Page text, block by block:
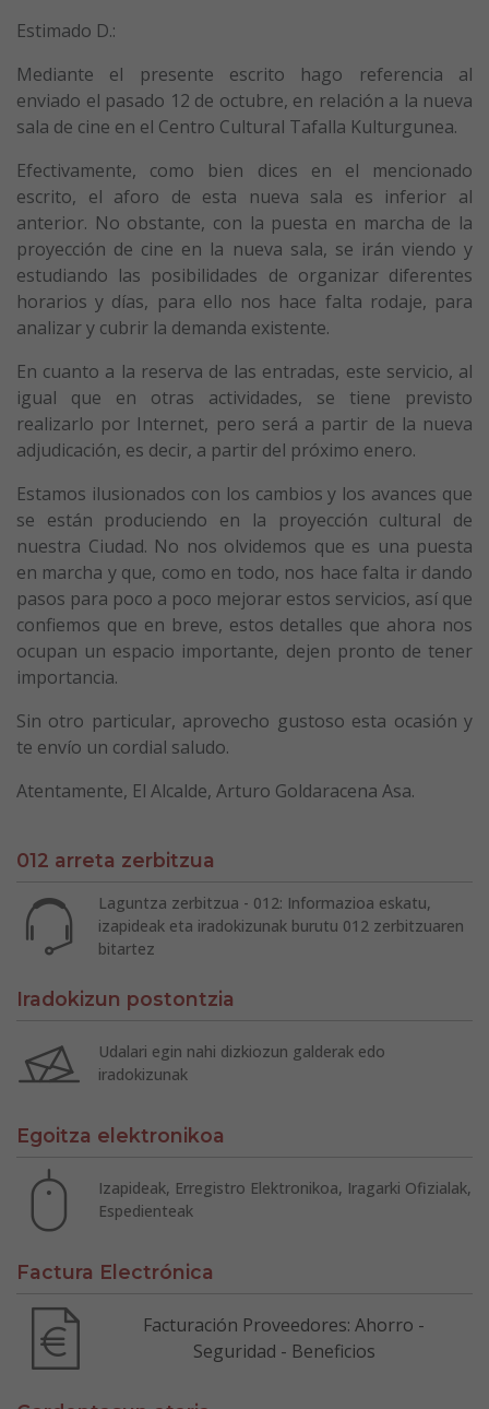
Estimado D.:
Mediante el presente escrito hago referencia al
enviado el pasado 12 de octubre, en relación a la nueva
sala de cine en el Centro Cultural Tafalla Kulturgunea.
Efectivamente, como bien dices en el mencionado
escrito, el aforo de esta nueva sala es inferior al
anterior. No obstante, con la puesta en marcha de la
proyección de cine en la nueva sala, se irán viendo y
estudiando las posibilidades de organizar diferentes
horarios y días, para ello nos hace falta rodaje, para
analizar y cubrir la demanda existente.
En cuanto a la reserva de las entradas, este servicio, al
igual que en otras actividades, se tiene previsto
realizarlo por Internet, pero será a partir de la nueva
adjudicación, es decir, a partir del próximo enero.
Estamos ilusionados con los cambios y los avances que
se están produciendo en la proyección cultural de
nuestra Ciudad. No nos olvidemos que es una puesta
en marcha y que, como en todo, nos hace falta ir dando
pasos para poco a poco mejorar estos servicios, así que
confiemos que en breve, estos detalles que ahora nos
ocupan un espacio importante, dejen pronto de tener
importancia.
Sin otro particular, aprovecho gustoso esta ocasión y
te envío un cordial saludo.
Atentamente, El Alcalde, Arturo Goldaracena Asa.
012 arreta zerbitzua
Laguntza zerbitzua - 012: Informazioa eskatu,
izapideak eta iradokizunak burutu 012 zerbitzuaren
bitartez
Iradokizun postontzia
Udalari egin nahi dizkiozun galderak edo
iradokizunak
Egoitza elektronikoa
Izapideak, Erregistro Elektronikoa, Iragarki Ofizialak,
Espedienteak
Factura Electrónica
Facturación Proveedores: Ahorro -
Seguridad - Beneficios